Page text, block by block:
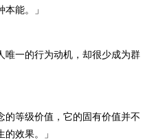
能。」
唯一的行为动机，却很少成为群
的等级价值，它的固有价值并不
效果。」